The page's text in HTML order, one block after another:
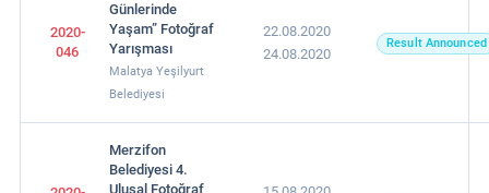
2020-
046
Günlerinde
Yaşam” Fotoğraf
Yarışması
Malatya Yeşilyurt
Belediyesi
22.08.2020
24.08.2020
Result Announced
Merzifon
Belediyesi 4.
Ulusal Fotoğraf